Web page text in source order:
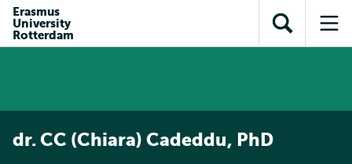
inhoud
Direct naar
subnavigatie
Erasmus
University
Rotterdam
Toon
zoekveld
dr. CC (Chiara) Cadeddu, PhD